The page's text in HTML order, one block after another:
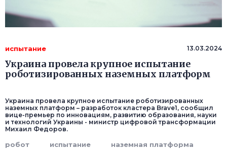
испытание 13.03.2024
Украина провела крупное испытание
роботизированных наземных платформ
Украина провела крупное испытание роботизированных
наземных платформ – разработок кластера Brave1, сообщил
вице-премьер по инновациям, развитию образования, науки
и технологий Украины - министр цифровой трансформации
Михаил Федоров.
робот испытание наземная платформа